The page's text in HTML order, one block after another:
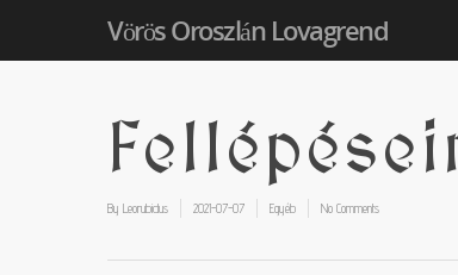
Vörös Oroszlán Lovagrend
By Leorubidus 2021-07-07 Egyéb No Comments